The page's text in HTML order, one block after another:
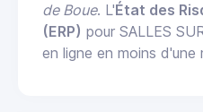
de Boue. L'État des
(ERP) pour SALLES
en ligne en moins d'une